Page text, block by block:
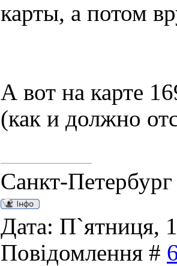
карты, а потом
А вот на карте
(как и должно
Санкт-Петербург
Дата: П`ятниця,
Повідомлення #